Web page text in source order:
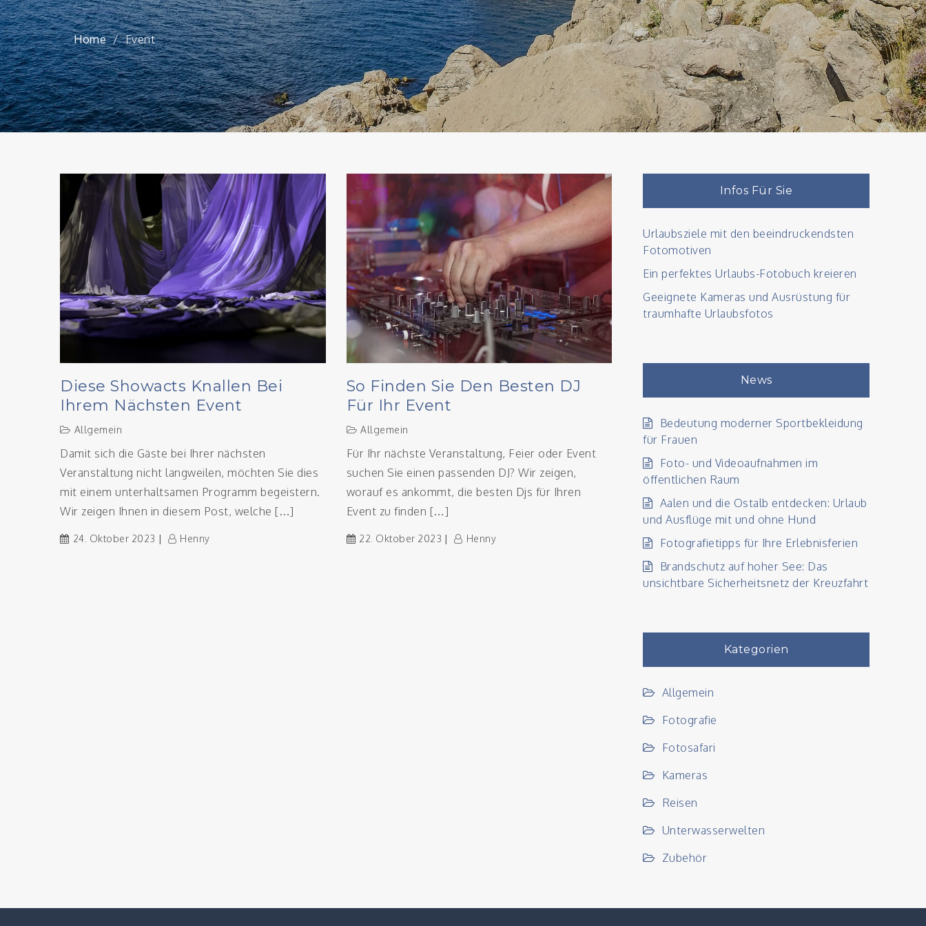
Home Event
Diese Showacts Knallen Bei
Ihrem Nächsten Event
Allgemein
Damit sich die Gäste bei Ihrer nächsten
Veranstaltung nicht langweilen, möchten Sie dies
mit einem unterhaltsamen Programm begeistern.
Wir zeigen Ihnen in diesem Post, welche […]
24. Oktober 2023 Henny
So Finden Sie Den Besten DJ
Für Ihr Event
Allgemein
Für Ihr nächste Veranstaltung, Feier oder Event
suchen Sie einen passenden DJ? Wir zeigen,
worauf es ankommt, die besten Djs für Ihren
Event zu finden […]
22. Oktober 2023 Henny
Infos Für Sie
Urlaubsziele mit den beeindruckendsten
Fotomotiven
Ein perfektes Urlaubs-Fotobuch kreieren
Geeignete Kameras und Ausrüstung für
traumhafte Urlaubsfotos
News
Bedeutung moderner Sportbekleidung
für Frauen
Foto- und Videoaufnahmen im
öffentlichen Raum
Aalen und die Ostalb entdecken: Urlaub
und Ausflüge mit und ohne Hund
Fotografietipps für Ihre Erlebnisferien
Brandschutz auf hoher See: Das
unsichtbare Sicherheitsnetz der Kreuzfahrt
Kategorien
Allgemein
Fotografie
Fotosafari
Kameras
Reisen
Unterwasserwelten
Zubehör